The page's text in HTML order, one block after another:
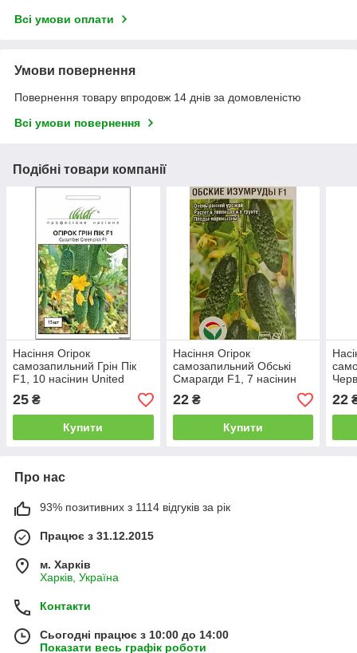
Всі умови оплати
Умови повернення
Повернення товару впродовж 14 днів за домовленістю
Всі умови повернення
Подібні товари компанії
Насіння Огірок
самозапильний Грін Пік
F1, 10 насінин United
Genetics
25 ₴
Купити
Насіння Огірок
самозапильний Обські
Смарагди F1, 7 насінин
22₴
Купити
7
22
Про нас
93% позитивних з 1114 відгуків за рік
Працює з 31.12.2015
м. Харків
Харків, Україна
Контакти
Сьогодні працює з 10:00 до 14:00
Показати весь графік роботи